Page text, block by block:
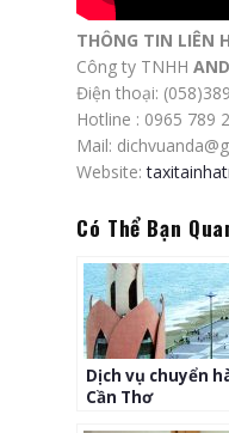
THÔNG TIN LIÊN
Công ty TNHH
Điện thoại:
Hotline : 0965 789
Mail:
Website:
Có Thể Bạn
Dịch vụ chuyển
Cần Thơ